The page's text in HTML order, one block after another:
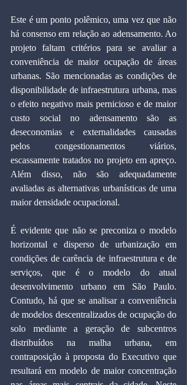
Este é um ponto polêmico, uma vez que não
há consenso em relação ao adensamento. Ao
projeto faltam critérios para se avaliar a
conveniência de maior ocupação de áreas
urbanas. São mencionadas as condições de
disponibilidade de infraestrutura urbana, mas
o efeito negativo mais pernicioso e de maior
custo social no adensamento são as
deseconomias e externalidades causadas
pelos congestionamentos viários,
escassamente tratados no projeto em apreço.
Além disso, não são adequadamente
avaliadas as alternativas urbanísticas de uma
maior densidade ocupacional.
É evidente que não se preconiza o modelo
horizontal e disperso de urbanização em
condições de carência de infraestrutura e de
serviços, que é o modelo do atual
desenvolvimento urbano em São Paulo.
Contudo, há que se analisar a conveniência
de modelos descentralizados de ocupação do
solo mediante a geração de subcentros
distribuídos na malha urbana, em
contraposição à proposta do Executivo que
resultará em modelo de maior concentração